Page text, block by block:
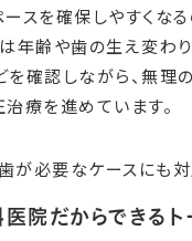
ースを確保しやすくな
年齢や歯の生え変わ
を確認しながら、無理
療を進めています。
院だからできるト